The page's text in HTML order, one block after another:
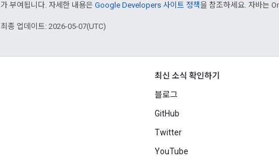
가 부여됩니다. 자세한 내용은 Google Developers 사이트 정책을 참조하세요. 자바는
최종 업데이트: 2026-05-07(UTC)
최신 소식 확인하기
블로그
GitHub
Twitter
YouTube